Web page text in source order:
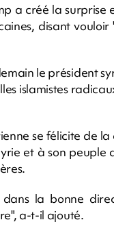
a créé la surprise
disant
le président
islamistes
se félicite de
et à son
dans la bonne
a-t-il ajouté.